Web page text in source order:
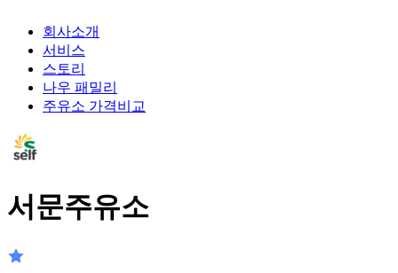
회사소개
서비스
스토리
나우 패밀리
주유소 가격비교
서문주유소